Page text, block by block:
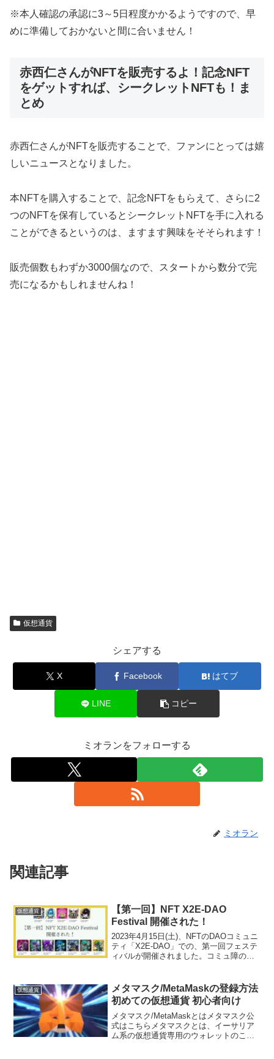
※本人確認の承認に3～5日程度かかるようですので、早
めに準備しておかないと間に合いません！
赤西仁さんがNFTを販売するよ！記念NFT
をゲットすれば、シークレットNFTも！ま
とめ
赤西仁さんがNFTを販売することで、ファンにとっては嬉
しいニュースとなりました。
本NFTを購入することで、記念NFTをもらえて、さらに2
つのNFTを保有しているとシークレットNFTを手に入れる
ことができるというのは、ますます興味をそそられます！
販売個数もわずか3000個なので、スタートから数分で完
売になるかもしれませんね！
仮想通貨
シェアする
X Facebook はてブ
LINE コピー
ミオランをフォローする
ミオラン
関連記事
仮想通貨
【第一回】NFT X2E-DAO
Festival 開催された！
2023年4月15日(土)、NFTのDAOコミュニ
ティ「X2E-DAO」での、第一回フェステ
ィバルが開催されました。コミュ障の私
って少しだけ分かった気がします。プロ
グ...
仮想通貨
メタマスク/MetaMaskの登録方法
初めての仮想通貨 初心者向け
メタマスク/MetaMaskとはメタマスク公
式はこちらメタマスクとは、イーサリア
ム系の仮想通貨専用のウォレットのこと